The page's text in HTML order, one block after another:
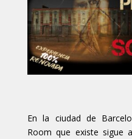
En la ciudad de
Room que existe sigue